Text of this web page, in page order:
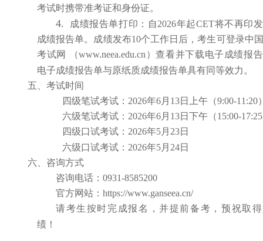
考试时携带准考证和身份证。
4. 成绩报告单打印 ： 自2026年起CET将不再印
成绩报告单。成绩发布10个工作日后，考生可登录中
考试网 （www.neea.edu.cn）查看并下载电子成绩报
电子成绩报告单与原纸质成绩报告单具有同等效力 。
五、考试时间
四级笔试考试 ： 2026年6月13日上午 （9:00-11:20
六级笔试考试 ： 2026年6月13日下午 （15:00-17:25
四级口试考试 ： 2026年5月 23日
六级口试考试 ： 2026年5月 24日
六、咨询方式
咨询电话 ：0931-8585200
官方网站 ： https://www.ganseea.cn/
请考生按时完成报名，并提前备考，预祝取
绩！